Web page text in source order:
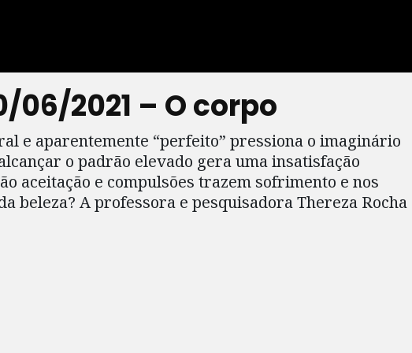
2021 – O corpo
e aparentemente “perfeito” pressiona o imaginário
o padrão elevado gera uma insatisfação
aceitação e compulsões trazem sofrimento e nos
beleza? A professora e pesquisadora Thereza Rocha